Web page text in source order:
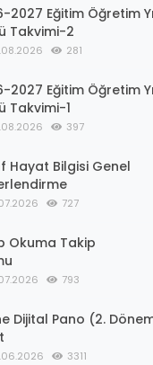
2027 Eğitim Öğretim
Takvimi-2
281
2027 Eğitim Öğretim
Takvimi-1
397
Hayat Bilgisi Genel
727
Okuma Takip
793
Dijital Pano (2.
3311